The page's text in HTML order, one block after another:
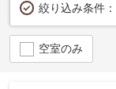
絞り込み条件：
空室のみ